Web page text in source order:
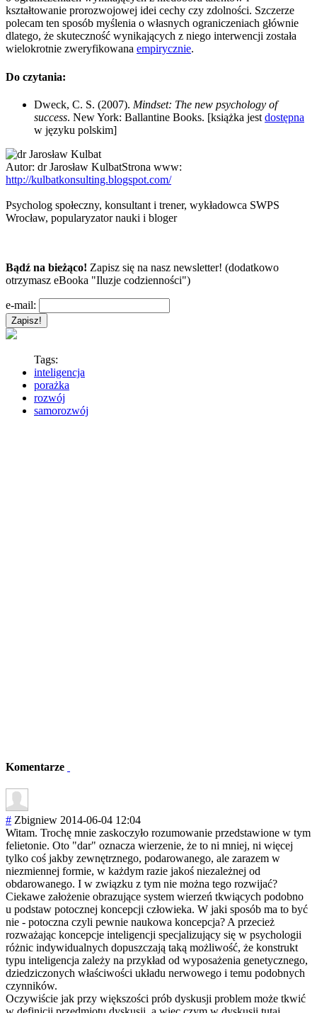
kształtowanie prorozwojowej idei cechy czy zdolności. Szczerze
polecam ten sposób myślenia o własnych ograniczeniach głównie
dlatego, że skuteczność wynikających z niego interwencji została
wielokrotnie zweryfikowana empirycznie.
Do czytania:
Dweck, C. S. (2007). Mindset: The new psychology of
success. New York: Ballantine Books. [książka jest dostępna
w języku polskim]
Autor: dr Jarosław KulbatStrona www:
http://kulbatkonsulting.blogspot.com/
Psycholog społeczny, konsultant i trener, wykładowca SWPS
Wrocław, popularyzator nauki i bloger
Bądź na bieżąco! Zapisz się na nasz newsletter! (dodatkowo
otrzymasz eBooka "Iluzje codzienności")
e-mail:
Tags:
inteligencja
porażka
rozwój
samorozwój
Komentarze
# Zbigniew 2014-06-04 12:04
Witam. Trochę mnie zaskoczyło rozumowanie przedstawione w tym
felietonie. Oto "dar" oznacza wierzenie, że to ni mniej, ni więcej
tylko coś jakby zewnętrznego, podarowanego, ale zarazem w
niezmiennej formie, w każdym razie jakoś niezależnej od
obdarowanego. I w związku z tym nie można tego rozwijać?
Ciekawe założenie obrazujące system wierzeń tkwiących podobno
u podstaw potocznej koncepcji człowieka. W jaki sposób ma to być
nie - potoczna czyli pewnie naukowa koncepcja? A przecież
rozważając koncepcje inteligencji specjalizujący się w psychologii
różnic indywidualnych dopuszczają taką możliwość, że konstrukt
typu inteligencja zależy na przykład od wyposażenia genetycznego,
dziedziczonych właściwości układu nerwowego i temu podobnych
czynników.
Oczywiście jak przy większości prób dyskusji problem może tkwić